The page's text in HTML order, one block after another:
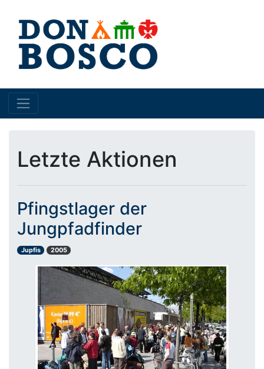
Letzte Aktionen
Pfingstlager der
Jungpfadfinder
Jupfis 2005